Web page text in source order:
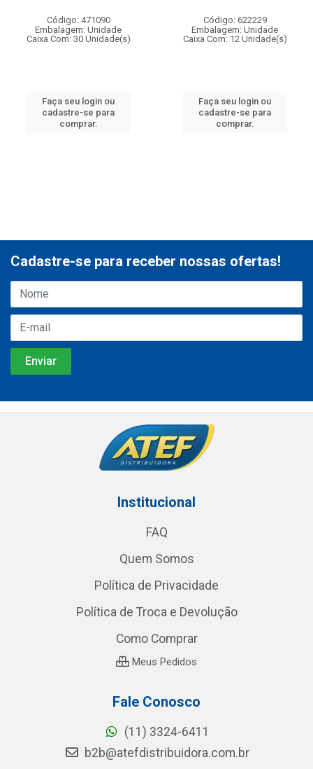
Código: 471090
Embalagem: Unidade
Caixa Com: 30 Unidade(s)
Faça seu login ou
cadastre-se para
comprar.
Código: 622229
Embalagem: Unidade
Caixa Com: 12 Unidade(s)
Faça seu login ou
cadastre-se para
comprar.
Cadastre-se para receber nossas ofertas!
Institucional
FAQ
Quem Somos
Política de Privacidade
Política de Troca e Devolução
Como Comprar
Meus Pedidos
Fale Conosco
(11) 3324-6411
b2b@atefdistribuidora.com.br